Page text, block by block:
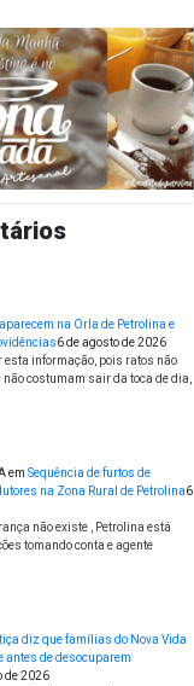
na Orla de Petrolina e
6 de agosto de 2026
esta informação, pois ratos não
costumam sair da toca de dia,
em Sequência de furtos de
na Zona Rural de Petrolina6
não existe , Petrolina está
tomando conta e agente
diz que famílias do Nova Vida
antes de desocuparem
de 2026